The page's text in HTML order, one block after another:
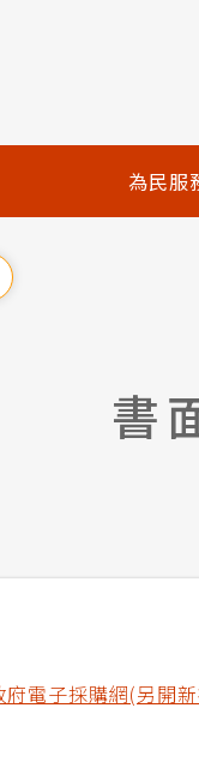
為民服
書
電子採購網(另開